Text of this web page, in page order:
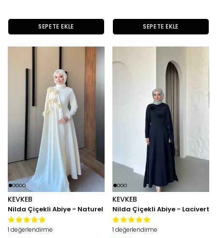
SEPETE EKLE SEPETE EKLE
KEVKEB
Nilda Çiçekli Abiye - Naturel
1 değerlendirme
KEVKEB
Nilda Çiçekli Abiye - Lacivert
1 değerlendirme